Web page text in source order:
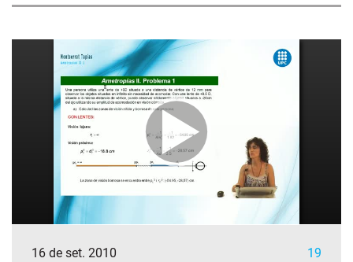
16 de set. 2010
19